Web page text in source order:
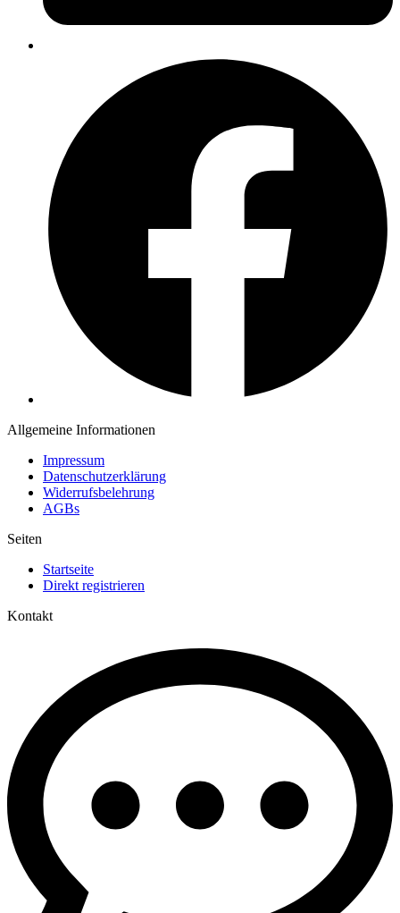
Allgemeine Informationen
Impressum
Datenschutzerklärung
Widerrufsbelehrung
AGBs
Seiten
Startseite
Direkt registrieren
Kontakt